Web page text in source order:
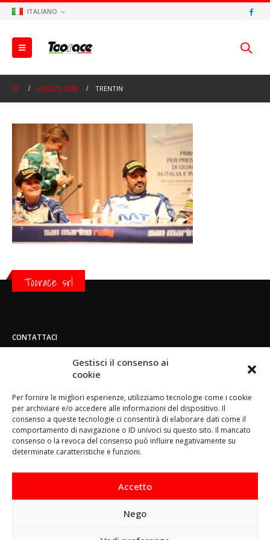
Gestisci il consenso ai
cookie
Per fornire le migliori esperienze, utilizziamo tecnologie come i cookie
per archiviare e/o accedere alle informazioni del dispositivo. Il
consenso a queste tecnologie ci consentirà di elaborare dati come il
comportamento di navigazione o ID univoci su questo sito. Il mancato
consenso o la revoca del consenso può influire negativamente su
determinate caratteristiche e funzioni.
Accetto
Nego
ITALIANO
LUGLIO 2013 TRENTIN
Toorace srl
CONTATTACI
Strada di San Mauro 236/B - 10156 - Torino
(+39) 011.800.49.59
Email:
info@toorace.it
Orario di lavoro: